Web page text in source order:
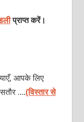
प्राप्त करें।
आपके लिए
….(विस्तार से